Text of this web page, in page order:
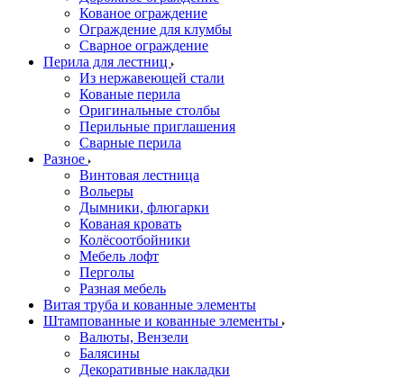
Кованое ограждение
Ограждение для клумбы
Сварное ограждение
Перила для лестниц
Из нержавеющей стали
Кованые перила
Оригинальные столбы
Перильные приглашения
Сварные перила
Разное
Винтовая лестница
Вольеры
Дымники, флюгарки
Кованая кровать
Колёсоотбойники
Мебель лофт
Перголы
Разная мебель
Витая труба и кованные элементы
Штампованные и кованные элементы
Валюты, Вензели
Балясины
Декоративные накладки